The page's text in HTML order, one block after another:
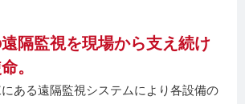
隔監視を現場から支え続け
。
ある遠隔監視システムにより各設備の